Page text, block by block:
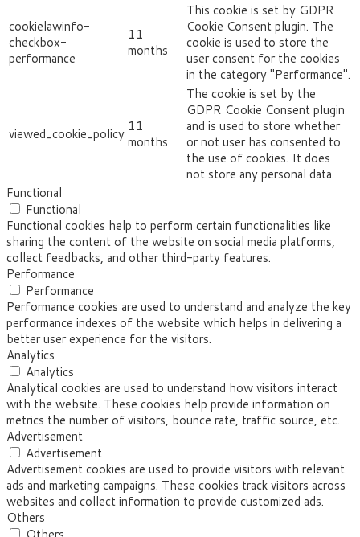
cookielawinfo-
checkbox-
performance
11
months
This cookie is set by GDPR
Cookie Consent plugin. The
cookie is used to store the
user consent for the cookies
in the category "Performance".
viewed_cookie_policy 11
months
The cookie is set by the
GDPR Cookie Consent plugin
and is used to store whether
or not user has consented to
the use of cookies. It does
not store any personal data.
Functional
Functional
Functional cookies help to perform certain functionalities like
sharing the content of the website on social media platforms,
collect feedbacks, and other third-party features.
Performance
Performance
Performance cookies are used to understand and analyze the key
performance indexes of the website which helps in delivering a
better user experience for the visitors.
Analytics
Analytics
Analytical cookies are used to understand how visitors interact
with the website. These cookies help provide information on
metrics the number of visitors, bounce rate, traffic source, etc.
Advertisement
Advertisement
Advertisement cookies are used to provide visitors with relevant
ads and marketing campaigns. These cookies track visitors across
websites and collect information to provide customized ads.
Others